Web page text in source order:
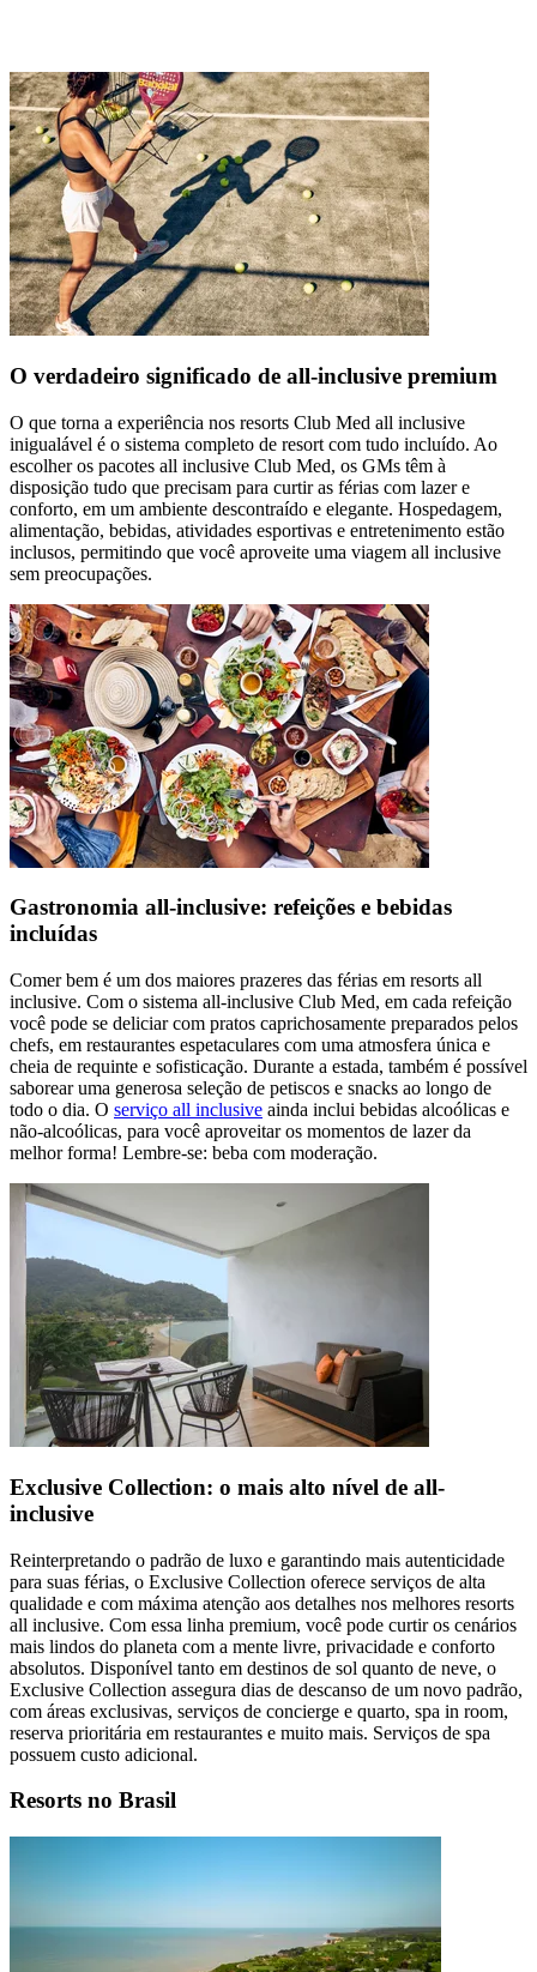
O verdadeiro significado de all-inclusive premium
O que torna a experiência nos resorts Club Med all inclusive
inigualável é o sistema completo de resort com tudo incluído. Ao
escolher os pacotes all inclusive Club Med, os GMs têm à
disposição tudo que precisam para curtir as férias com lazer e
conforto, em um ambiente descontraído e elegante. Hospedagem,
alimentação, bebidas, atividades esportivas e entretenimento estão
inclusos, permitindo que você aproveite uma viagem all inclusive
sem preocupações.
Gastronomia all-inclusive: refeições e bebidas
incluídas
Comer bem é um dos maiores prazeres das férias em resorts all
inclusive. Com o sistema all-inclusive Club Med, em cada refeição
você pode se deliciar com pratos caprichosamente preparados pelos
chefs, em restaurantes espetaculares com uma atmosfera única e
cheia de requinte e sofisticação. Durante a estada, também é possível
saborear uma generosa seleção de petiscos e snacks ao longo de
todo o dia. O serviço all inclusive ainda inclui bebidas alcoólicas e
não-alcoólicas, para você aproveitar os momentos de lazer da
melhor forma! Lembre-se: beba com moderação.
Exclusive Collection: o mais alto nível de all-
inclusive
Reinterpretando o padrão de luxo e garantindo mais autenticidade
para suas férias, o Exclusive Collection oferece serviços de alta
qualidade e com máxima atenção aos detalhes nos melhores resorts
all inclusive. Com essa linha premium, você pode curtir os cenários
mais lindos do planeta com a mente livre, privacidade e conforto
absolutos. Disponível tanto em destinos de sol quanto de neve, o
Exclusive Collection assegura dias de descanso de um novo padrão,
com áreas exclusivas, serviços de concierge e quarto, spa in room,
reserva prioritária em restaurantes e muito mais. Serviços de spa
possuem custo adicional.
Resorts no Brasil